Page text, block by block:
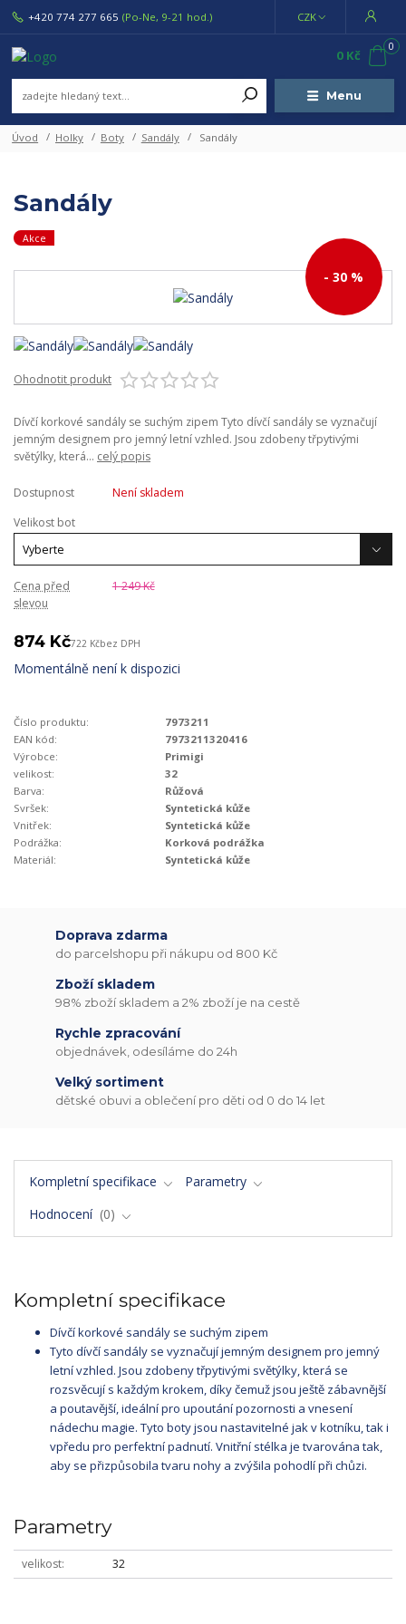
Menu
CZK
+420 774 277 665 (Po-Ne, 9-21 hod.)
0
0 Kč
Úvod Holky Boty Sandály Sandály
Sandály
Akce
- 30 %
Ohodnotit produkt
Dívčí korkové sandály se suchým zipem Tyto dívčí sandály se vyznačují
jemným designem pro jemný letní vzhled. Jsou zdobeny třpytivými
světýlky, která... celý popis
Dostupnost
Není skladem
Velikost bot
Cena před
slevou
1 249 Kč
874 Kč722 Kčbez DPH
Momentálně není k dispozici
Číslo produktu:
7973211
EAN kód:
7973211320416
Výrobce:
Primigi
velikost:
32
Barva:
Růžová
Svršek:
Syntetická kůže
Vnitřek:
Syntetická kůže
Podrážka:
Korková podrážka
Materiál:
Syntetická kůže
Doprava zdarma
do parcelshopu při nákupu od 800 Kč
Zboží skladem
98% zboží skladem a 2% zboží je na cestě
Rychle zpracování
objednávek, odesíláme do 24h
Velký sortiment
dětské obuvi a oblečení pro děti od 0 do 14 let
Kompletní specifikace
Parametry
Hodnocení
0
Kompletní specifikace
Dívčí korkové sandály se suchým zipem
Tyto dívčí sandály se vyznačují jemným designem pro jemný
letní vzhled. Jsou zdobeny třpytivými světýlky, která se
rozsvěcují s každým krokem, díky čemuž jsou ještě zábavnější
a poutavější, ideální pro upoutání pozornosti a vnesení
nádechu magie. Tyto boty jsou nastavitelné jak v kotníku, tak i
vpředu pro perfektní padnutí. Vnitřní stélka je tvarována tak,
aby se přizpůsobila tvaru nohy a zvýšila pohodlí při chůzi.
Parametry
velikost 32